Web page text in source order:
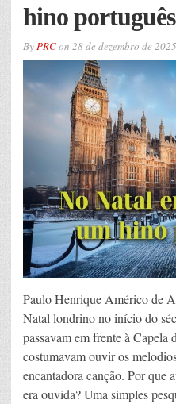
hino português
ByPRCon 28 de dezembro de 2025
Paulo Henrique Américo de
Natal londrino no início do
passavam em frente à Capela
costumavam ouvir os
encantadora canção. Por que
era ouvida? Uma simples